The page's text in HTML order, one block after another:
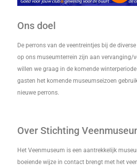
Ons doel
De perrons van de veentreintjes bij de
op ons museumterrein zijn aan vervanging/
willen we graag in de komende
gasten het komende museumseizoen
nieuwe perrons.
Over Stichting
Het Veenmuseum is een aantrekkelijk
boeiende wijze in contact brengt met het